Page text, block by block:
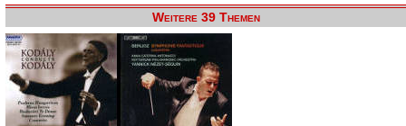
Weitere 39 Themen